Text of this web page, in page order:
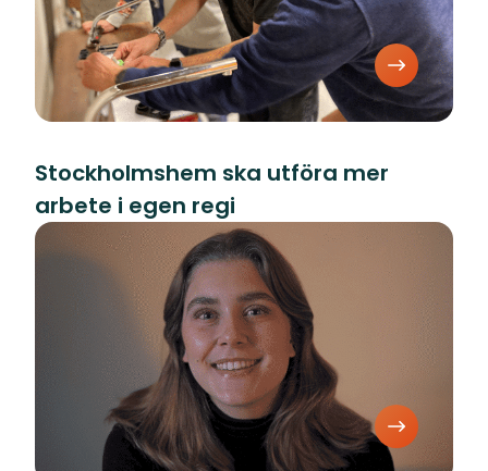
Stockholmshem ska utföra mer
arbete i egen regi